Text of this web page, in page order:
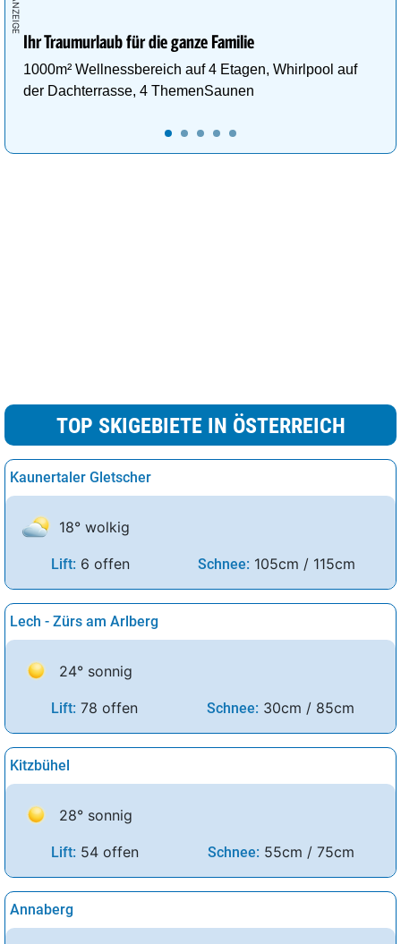
Ihr Traumurlaub für die ganze Familie
1000m² Wellnessbereich auf 4 Etagen, Whirlpool auf
der Dachterrasse, 4 ThemenSaunen
TOP SKIGEBIETE IN ÖSTERREICH
Kaunertaler Gletscher
18° wolkig
Lift: 6 offen Schnee: 105cm / 115cm
Lech - Zürs am Arlberg
24° sonnig
Lift: 78 offen Schnee: 30cm / 85cm
Kitzbühel
28° sonnig
Lift: 54 offen Schnee: 55cm / 75cm
Annaberg